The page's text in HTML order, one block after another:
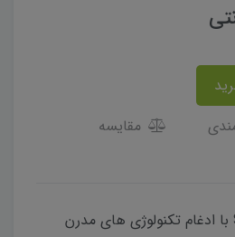
مقایسه
لیزر اسکنر SatLab SL9 با ادغام تکنولوژی های مدرن